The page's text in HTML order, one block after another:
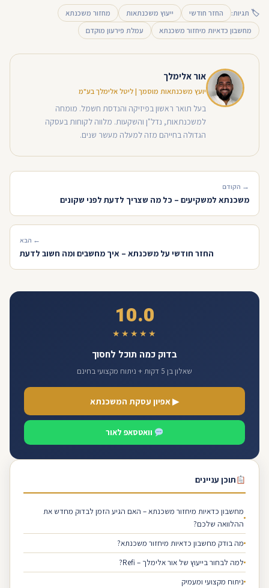
🏷 תגיות: החזר חודשי ייעוץ משכנתאות
מחזור משכנתא
מחשבון כדאיות מיחזור משכנתא
עמלת פירעון מוקדם
אור אלימלך
יועץ משכנתאות מוסמך | ליטל אלימלך בע"מ
בעל תואר ראשון בפיזיקה והנדסת חשמל. מומחה
למשכנתאות, נדל"ן והשקעות. מלווה לקוחות בעסקה
הגדולה בחייהם מזה למעלה מעשר שנים.
→ הקודם
משכנתא למשקיעים – כל מה שצריך לדעת לפני שקונים
← הבא
החזר חודשי על משכנתא – איך מחשבים ומה חשוב לדעת
10.0
★★★★★
בדוק כמה תוכל לחסוך
שאלון בן 5 דקות + ניתוח מקצועי בחינם
▶ אפיון עסקת המשכנתא
וואטסאפ לאור
תוכן עניינים
מחשבון כדאיות מיחזור משכנתא – האם הגיע הזמן לבדוק מחדש את
ההלוואה שלכם?
מה בודק מחשבון כדאיות מיחזור משכנתא?
למה לבחור בייעוץ של אור אלימלך – Refi?
ניתוח מקצועי ומעמיק